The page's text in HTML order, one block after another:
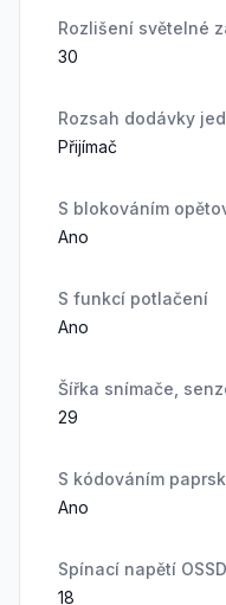
Rozlišení světelné
30
Rozsah dodávky
Přijímač
S blokováním
Ano
S funkcí potlačení
Ano
Šířka snímače,
29
S kódováním
Ano
Spínací napětí
18